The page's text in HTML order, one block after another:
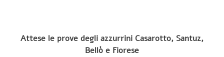
Attese le prove degli azzurrini Casarotto, Santuz,
Bellò e Fiorese